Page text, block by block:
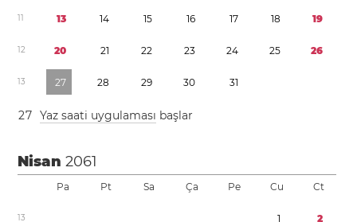
11 13 14 15 16 17 18 19
12 20 21 22 23 24 25 26
13 27 28 29 30 31
27 Yaz saati uygulaması başlar
Nisan2061
Pa Pt Sa Ça Pe Cu Ct
13 1 2